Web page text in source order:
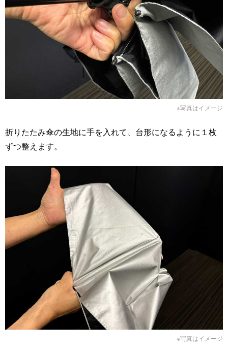
※写真はイメージ
折りたたみ傘の生地に手を入れて、台形になるように１枚
ずつ整えます。
※写真はイメージ